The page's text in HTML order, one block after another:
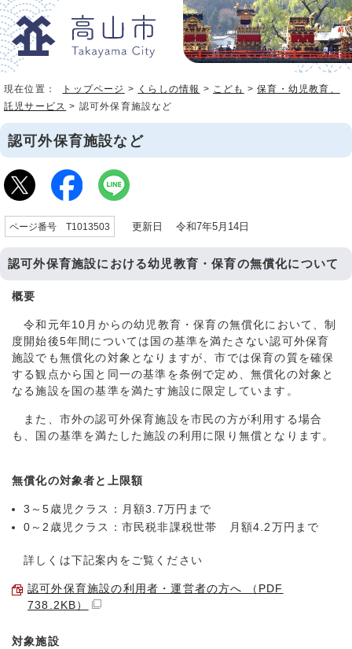
現在位置： トップページ > くらしの情報 > こども >保育・幼児教育、
託児サービス > 認可外保育施設など
認可外保育施設など
ページ番号 T1013503 更新日 令和7年5月14日
認可外保育施設における幼児教育・保育の無償化について
概要
令和元年10月からの幼児教育・保育の無償化において、制
度開始後5年間については国の基準を満たさない認可外保育
施設でも無償化の対象となりますが、市では保育の質を確保
する観点から国と同一の基準を条例で定め、無償化の対象と
なる施設を国の基準を満たす施設に限定しています。
また、市外の認可外保育施設を市民の方が利用する場合
も、国の基準を満たした施設の利用に限り無償となります。
無償化の対象者と上限額
3～5歳児クラス：月額3.7万円まで
0～2歳児クラス：市民税非課税世帯 月額4.2万円まで
詳しくは下記案内をご覧ください
認可外保育施設の利用者・運営者の方へ （PDF
738.2KB）
対象施設